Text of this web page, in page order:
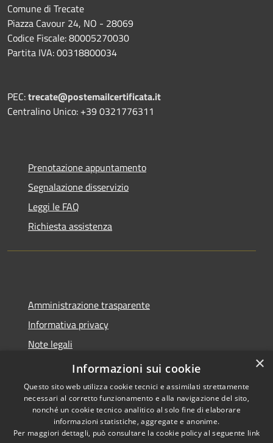
Comune di Trecate
Piazza Cavour 24, NO - 28069
Codice Fiscale: 80005270030
Partita IVA: 00318800034
PEC:trecate@postemailcertificata.it
Centralino Unico: +39 0321776311
Prenotazione appuntamento
Segnalazione disservizio
Leggi le FAQ
Richiesta assistenza
Amministrazione trasparente
Informativa privacy
Note legali
Dichiarazione di accessibilità
Accessibilità
Copyright © 2026 • Comune di
Trecate • Powered by
×
Informazioni sui cookie
Questo sito web utilizza cookie tecnici e assimilati strettamente
necessari al corretto funzionamento e alla navigazione del sito,
nonché un cookie tecnico analitico al solo fine di elaborare
informazioni statistiche, aggregate e anonime.
Per maggiori dettagli, può consultare la cookie policy al seguente link